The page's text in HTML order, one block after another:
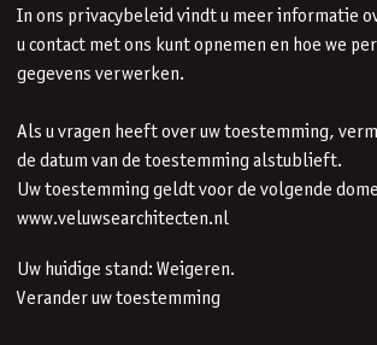
In ons privacybeleid vindt u meer informatie
u contact met ons kunt opnemen en hoe we
gegevens verwerken.
Als u vragen heeft over uw toestemming,
de datum van de toestemming alstublieft.
Uw toestemming geldt voor de volgende
www.veluwsearchitecten.nl
Uw huidige stand: Weigeren.
Verander uw toestemming